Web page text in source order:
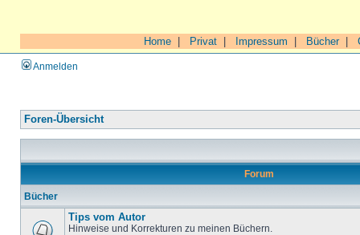
Home Privat Impressum Bücher|
Anmelden
Foren-Übersicht
Forum
Bücher
Tips vom Autor
Hinweise und Korrekturen zu meinen Büchern.